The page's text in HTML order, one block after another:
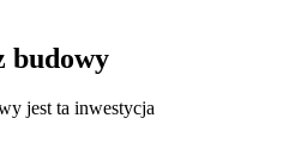
budowy
jest ta inwestycja